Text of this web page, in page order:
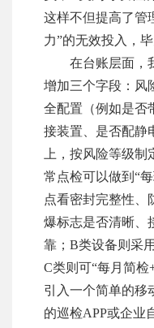
这样不但提高了管
力”的无效投入，
在台账层面，
增加三个字段：风
全配置（例如是否
接装置、是否配静
上，按风险等级
常点检可以做到“
点看密封完整性、
爆标志是否清晰、
靠；B类设备则采
C类则可“每月简检
引入一个简单的移
的巡检APP或企业